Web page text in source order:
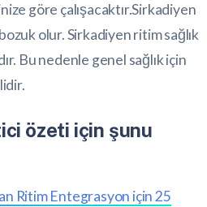
göre çalışacaktır.Sirkadiyen
olur. Sirkadiyen ritim sağlık
Bu nedenle genel sağlık için
özeti için şunu
Ritim Entegrasyon için 25